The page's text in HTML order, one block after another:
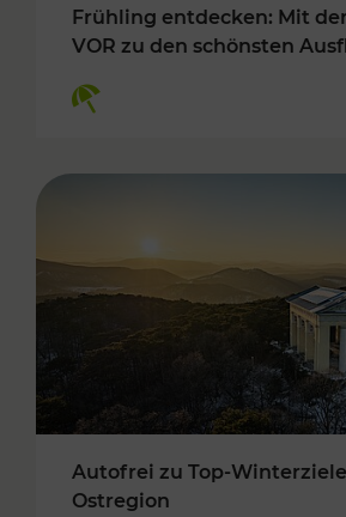
Frühling entdecken: Mit
VOR zu den schönsten
Autofrei zu Top-
Ostregion